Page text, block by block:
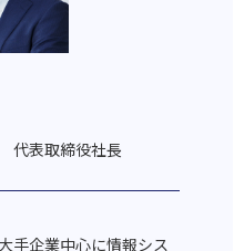
代表取締役社長
手企業中心に情報シス